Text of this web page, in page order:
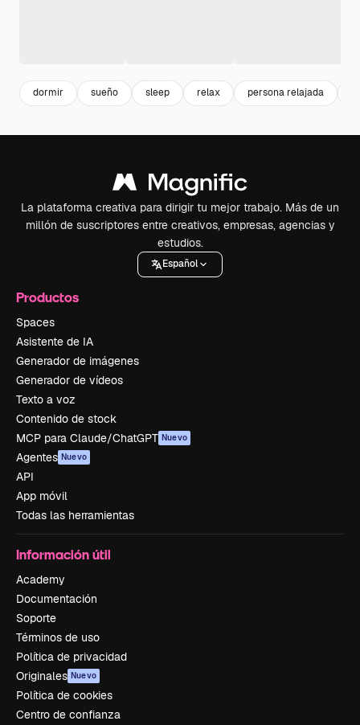
dormir sueño sleep relax persona relajada
La plataforma creativa para dirigir tu mejor trabajo. Más de un
millón de suscriptores entre creativos, empresas, agencias y
estudios.
Español
Productos
Spaces
Asistente de IA
Generador de imágenes
Generador de vídeos
Texto a voz
Contenido de stock
MCP para Claude/ChatGPT Nuevo
Agentes Nuevo
API
App móvil
Todas las herramientas
Información útil
Academy
Documentación
Soporte
Términos de uso
Política de privacidad
Originales Nuevo
Política de cookies
Centro de confianza